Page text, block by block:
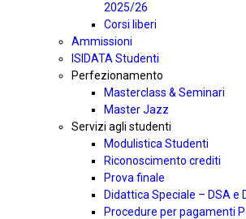
2025/26
Corsi liberi
Ammissioni
ISIDATA Studenti
Perfezionamento
Masterclass & Seminari
Master Jazz
Servizi agli studenti
Modulistica Studenti
Riconoscimento crediti
Prova finale
Didattica Speciale – DSA e
Procedure per pagamenti